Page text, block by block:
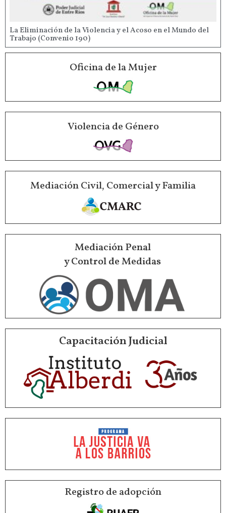
La Eliminación de la Violencia y el Acoso en el Mundo del
Trabajo (Convenio 190)
Oficina de la Mujer
Violencia de Género
Mediación Civil, Comercial y Familia
Mediación Penal
y Control de Medidas
Capacitación Judicial
Registro de adopción